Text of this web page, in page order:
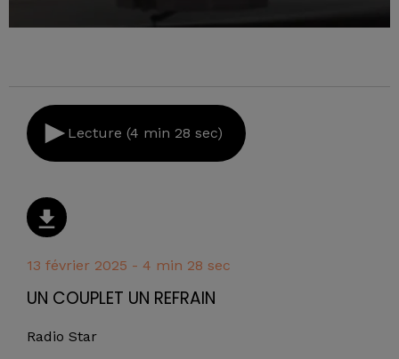
Lecture (4 min 28 sec)
13 février 2025 - 4 min 28 sec
UN COUPLET UN REFRAIN
Radio Star